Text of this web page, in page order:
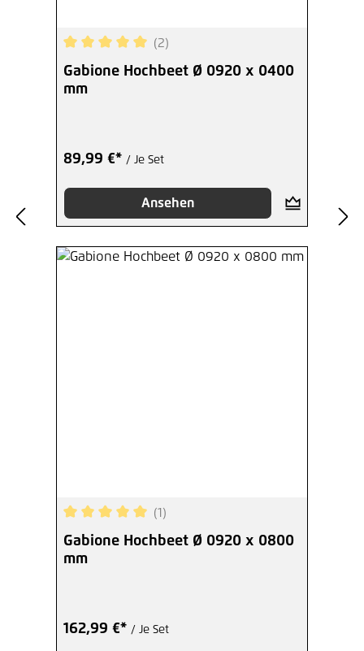
Durchschnittliche Bewertung von 5 von 5
(2)
Gabione Hochbeet Ø 0920 x 0400
mm
89,99 €* / Je Set
Ansehen
Durchschnittliche Bewertung von 5 von 5
(1)
Gabione Hochbeet Ø 0920 x 0800
mm
162,99 €* / Je Set